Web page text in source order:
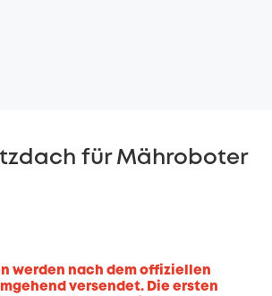
für Mähroboter
werden nach dem offiziellen
versendet. Die ersten